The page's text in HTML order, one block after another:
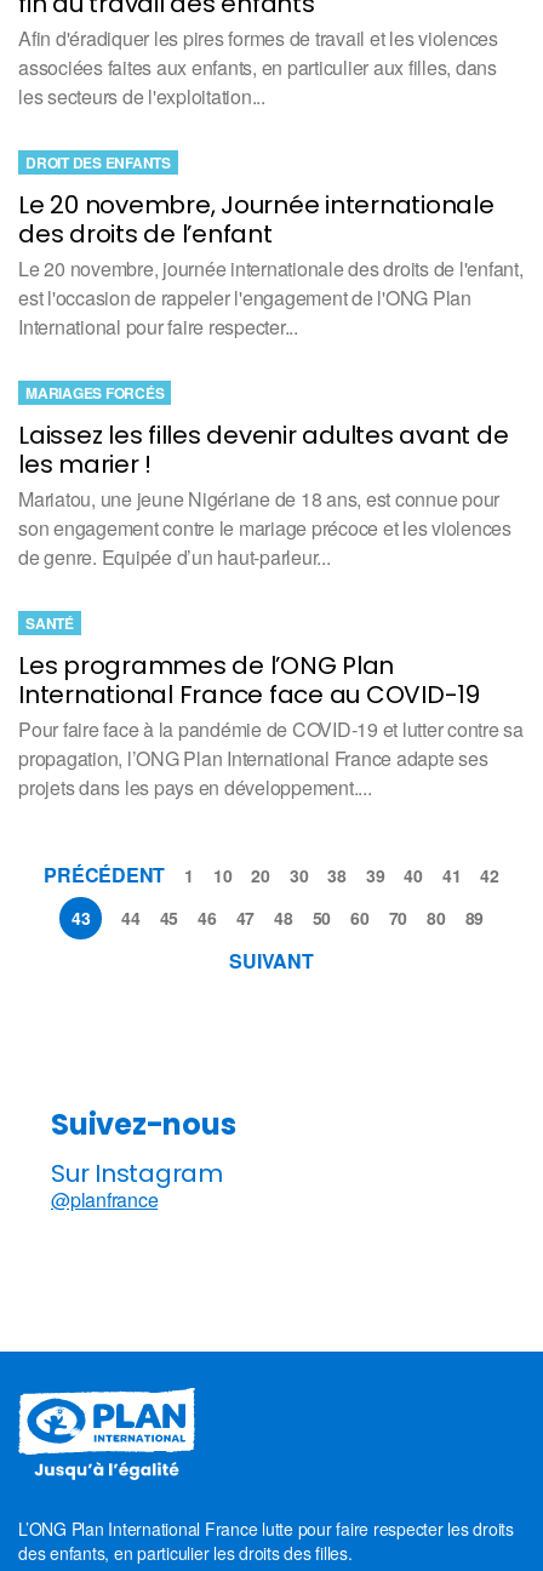
Afin d'éradiquer les pires formes de travail et les violences
associées faites aux enfants, en particulier aux filles, dans
les secteurs de l'exploitation...
Le 20 novembre, Journée internationale
des droits de l’enfant
DROIT DES ENFANTS
Le 20 novembre, journée internationale des droits de l'enfant,
est l'occasion de rappeler l'engagement de l'ONG Plan
International pour faire respecter...
Laissez les filles devenir adultes avant de
les marier !
MARIAGES FORCÉS
Mariatou, une jeune Nigériane de 18 ans, est connue pour
son engagement contre le mariage précoce et les violences
de genre. Equipée d’un haut-parleur...
Les programmes de l’ONG Plan
International France face au COVID-19
SANTÉ
Pour faire face à la pandémie de COVID-19 et lutter contre sa
propagation, l’ONG Plan International France adapte ses
projets dans les pays en développement....
PRÉCÉDENT 1 10 20 30 38 39 40 41
42
43
44 45 46 47 48 50 60 70 80 89
SUIVANT
Suivez-nous
Sur Instagram
@planfrance
L’ONG Plan International France lutte pour faire respecter les droits
des enfants, en particulier les droits des filles.